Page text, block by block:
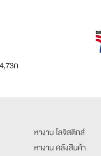
ก
หางาน โลจิสติกส์
หางาน คลังสินค้า